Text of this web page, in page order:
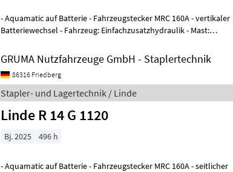
- Aquamatic auf Batterie - Fahrzeugstecker MRC 160A - vertikaler
Batteriewechsel - Fahrzeug: Einfachzusatzhydraulik - Mast:
GRUMA Nutzfahrzeuge GmbH - Staplertechnik
86316 Friedberg
Stapler- und Lagertechnik / Linde
Linde R 14 G 1120
Bj. 2025 496 h
- Aquamatic auf Batterie - Fahrzeugstecker MRC 160A - seitlicher